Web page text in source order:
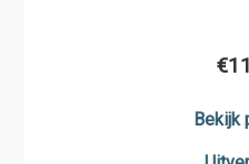
€
Bekijk